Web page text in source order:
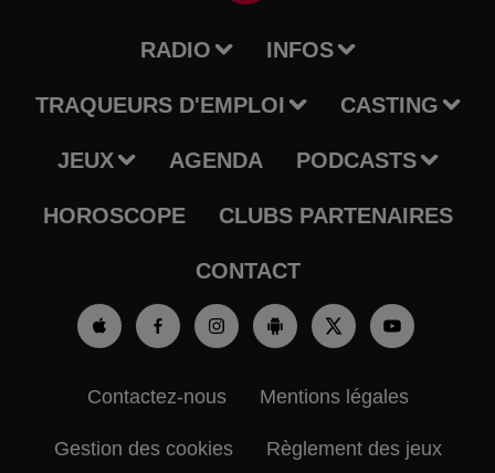
RADIO INFOS
TRAQUEURS D'EMPLOI CASTING
JEUX AGENDA PODCASTS
HOROSCOPE CLUBS PARTENAIRES
CONTACT
Contactez-nous Mentions légales
Gestion des cookies Règlement des jeux